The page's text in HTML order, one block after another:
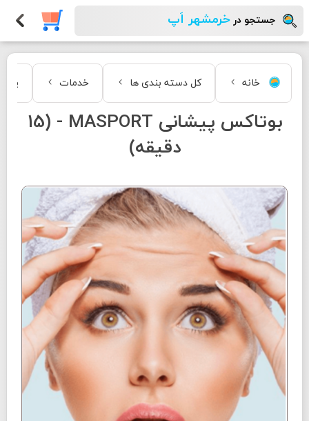
جستجو در خرمشهر اَپ
خانه کل دسته بندی ها خدمات
بوتاکس پیشانی MASPORT - (15
دقیقه)